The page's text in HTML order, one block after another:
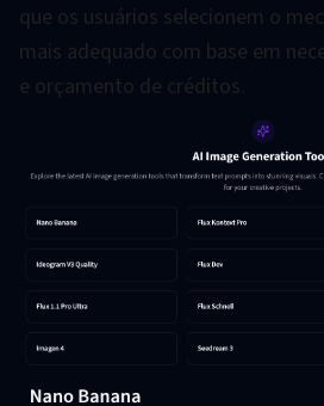
que os usuários selecionem o
mais adequado com base em
e orçamento de créditos.